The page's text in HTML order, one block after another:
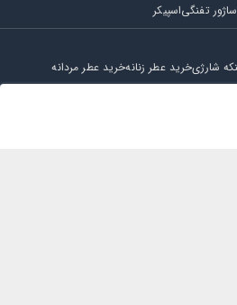
تفنگیاسپیکر
شارژیخرید عطر زنانهخرید عطر مردانه